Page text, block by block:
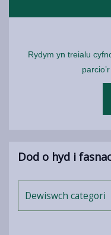
Rydym yn treialu
Dod o hyd i
Dewiswch categori